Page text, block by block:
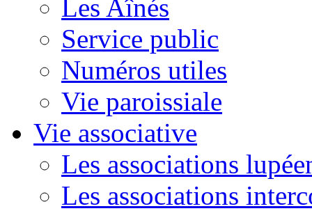
Les Aînés
Service public
Numéros utiles
Vie paroissiale
Vie associative
Les associations
Les associations